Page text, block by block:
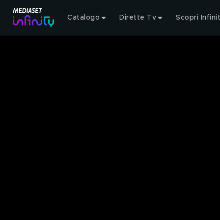
Catalogo Dirette Tv Scopri